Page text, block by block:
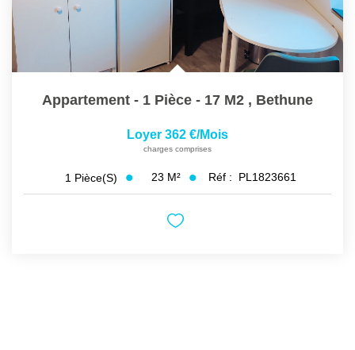
Appartement - 1 Pièce - 17 M2 , Bethune
Loyer 362 €/mois
charges comprises
1 Pièce(s) 23 M² Réf : PL1823661